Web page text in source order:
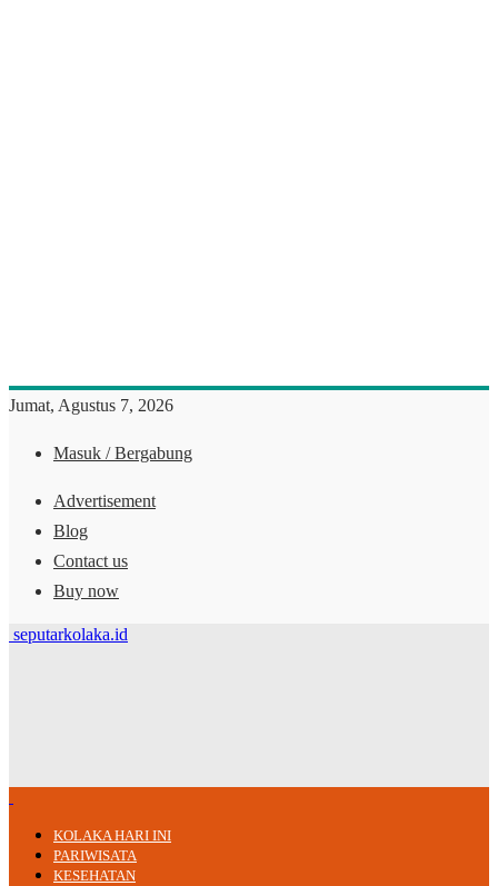
Jumat, Agustus 7, 2026
Masuk / Bergabung
Advertisement
Blog
Contact us
Buy now
seputarkolaka.id
KOLAKA HARI INI
PARIWISATA
KESEHATAN